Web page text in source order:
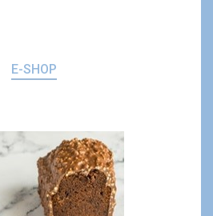
E-SHOP